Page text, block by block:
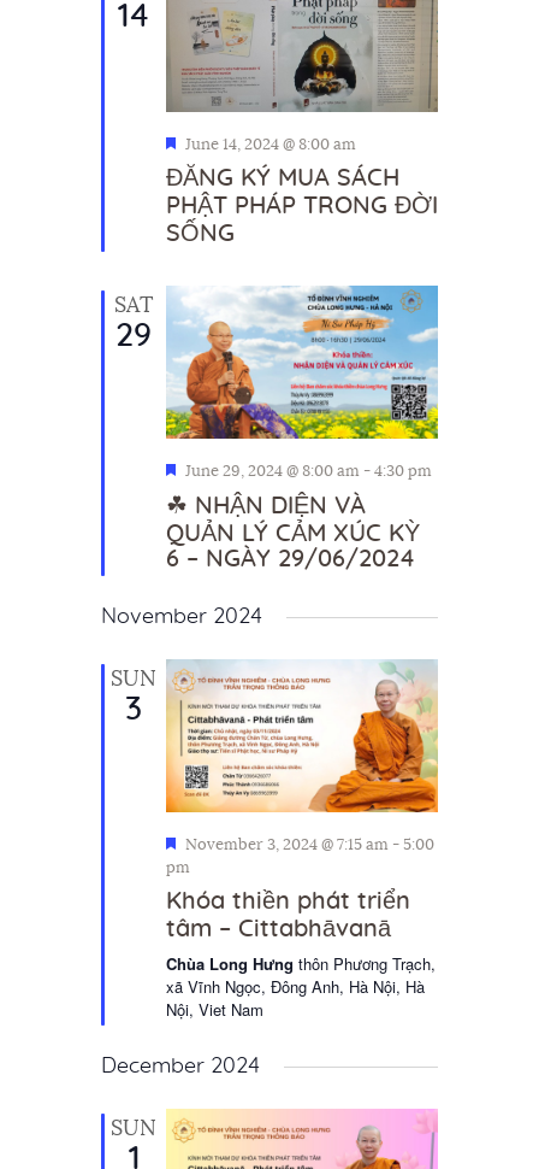
14
F
e
a
t
u
d
June 14, 2024 @ 8:00 am
ĐĂNG KÝ MUA SÁCH
PHẬT PHÁP TRONG ĐỜI
SỐNG
SAT
29
F
a
t
u
d
June 29, 2024 @ 8:00 am - 4:30 pm
☘ NHẬN DIỆN VÀ
QUẢN LÝ CẢM XÚC KỲ
6 – NGÀY 29/06/2024
November 2024
SUN
3
F
e
a
t
u
r
e
d
November 3, 2024 @ 7:15 am - 5:00
pm
Khóa thiền phát triển
tâm – Cittabhāvanā
Chùa Long Hưng thôn Phương Trạch,
xã Vĩnh Ngọc, Đông Anh, Hà Nội, Hà
Nội, Viet Nam
December 2024
SUN
1